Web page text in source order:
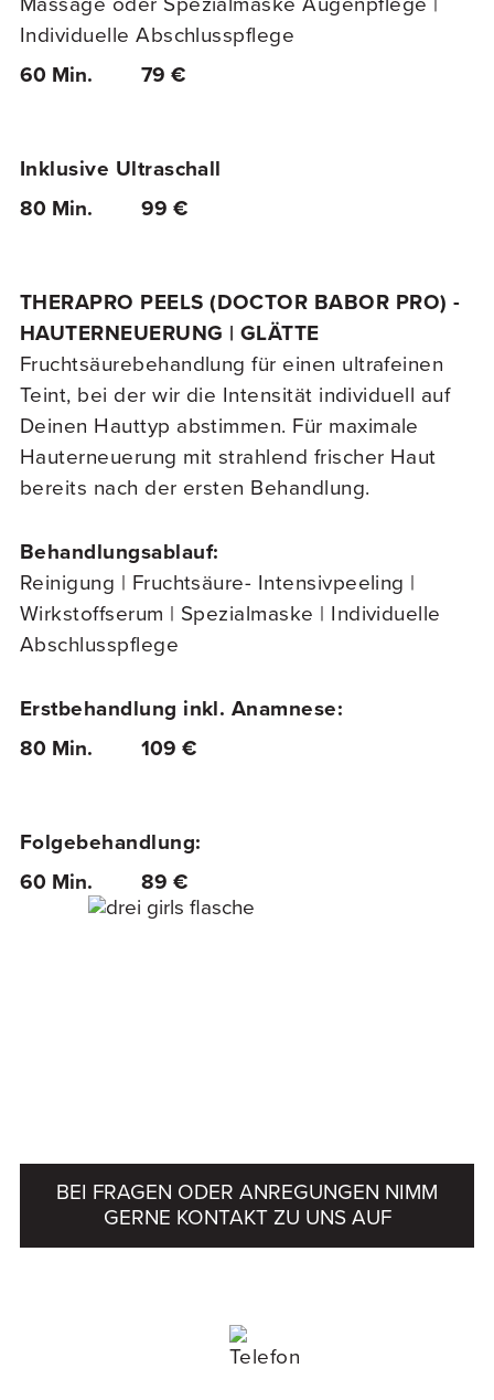
Individuelle Abschlusspflege
60 Min.
79 €
Inklusive Ultraschall
80 Min.
99 €
THERAPRO PEELS (DOCTOR BABOR PRO) -
HAUTERNEUERUNG | GLÄTTE
Fruchtsäurebehandlung für einen ultrafeinen
Teint, bei der wir die Intensität individuell auf
Deinen Hauttyp abstimmen. Für maximale
Hauterneuerung mit strahlend frischer Haut
bereits nach der ersten Behandlung.
Behandlungsablauf:
Reinigung | Fruchtsäure- Intensivpeeling |
Wirkstoffserum | Spezialmaske | Individuelle
Abschlusspflege
Erstbehandlung inkl. Anamnese:
80 Min.
109 €
Folgebehandlung:
60 Min.
89 €
BEI FRAGEN ODER ANREGUNGEN NIMM
GERNE KONTAKT ZU UNS AUF